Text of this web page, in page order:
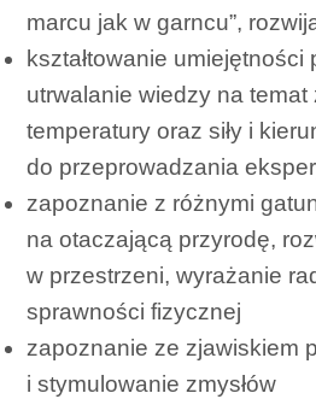
marcu jak w garncu”,
kształtowanie
utrwalanie wiedzy na
temperatury oraz siły i
do przeprowadzania
zapoznanie z różnymi
na otaczającą przyrodę,
w przestrzeni, wyrażanie
sprawności fizycznej
zapoznanie ze zjawiskiem
i stymulowanie zmysłów